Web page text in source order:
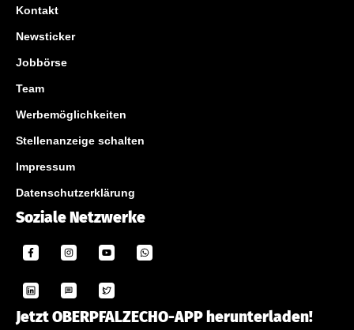
Kontakt
Newsticker
Jobbörse
Team
Werbemöglichkeiten
Stellenanzeige schalten
Impressum
Datenschutzerklärung
Soziale Netzwerke
Jetzt OBERPFALZECHO-APP herunterladen!